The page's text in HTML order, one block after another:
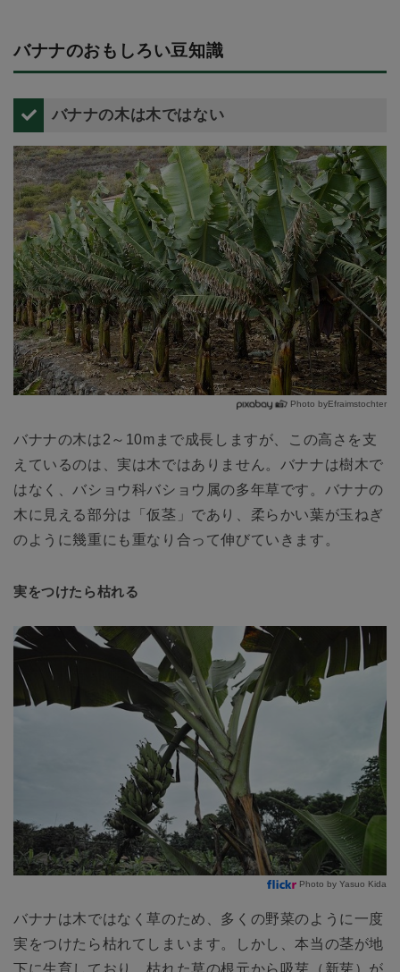
バナナのおもしろい豆知識
バナナの木は木ではない
Photo byEfraimstochter
バナナの木は2～10mまで成長しますが、この高さを支
えているのは、実は木ではありません。バナナは樹木で
はなく、バショウ科バショウ属の多年草です。バナナの
木に見える部分は「仮茎」であり、柔らかい葉が玉ねぎ
のように幾重にも重なり合って伸びていきます。
実をつけたら枯れる
Photo by Yasuo Kida
バナナは木ではなく草のため、多くの野菜のように一度
実をつけたら枯れてしまいます。しかし、本当の茎が地
下に生育しており、枯れた草の根元から吸芽（新芽）が